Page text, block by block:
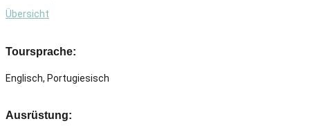
Übersicht
Toursprache:
Englisch, Portugiesisch
Ausrüstung: